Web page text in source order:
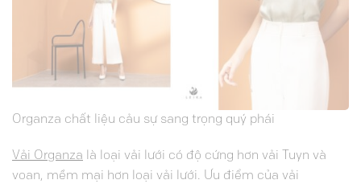
Organza chất liệu cảu sự sang trọng quý phái
Vải Organza là loại vải lưới có độ cứng hơn vải Tuyn và
voan, mềm mại hơn loại vải lưới. Ưu điểm của vải